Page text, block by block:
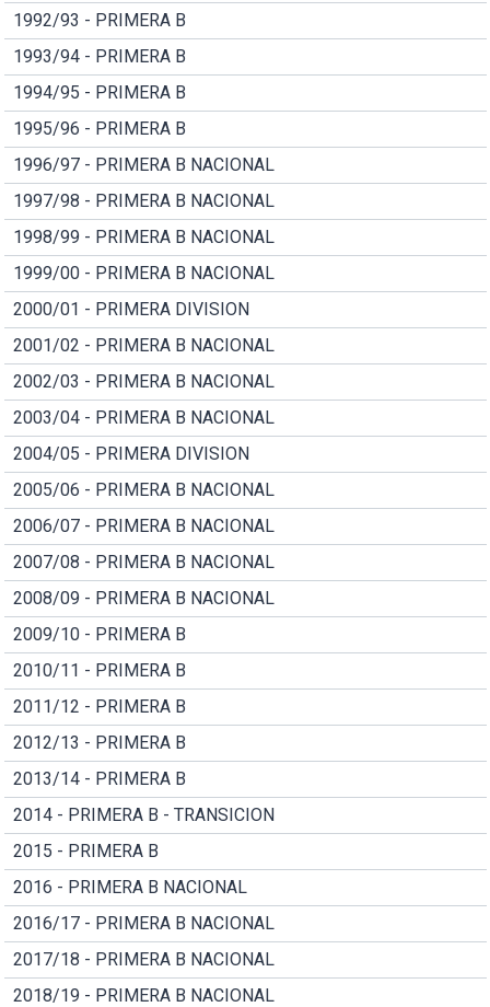
1992/93 - PRIMERA B
1993/94 - PRIMERA B
1994/95 - PRIMERA B
1995/96 - PRIMERA B
1996/97 - PRIMERA B NACIONAL
1997/98 - PRIMERA B NACIONAL
1998/99 - PRIMERA B NACIONAL
1999/00 - PRIMERA B NACIONAL
2000/01 - PRIMERA DIVISION
2001/02 - PRIMERA B NACIONAL
2002/03 - PRIMERA B NACIONAL
2003/04 - PRIMERA B NACIONAL
2004/05 - PRIMERA DIVISION
2005/06 - PRIMERA B NACIONAL
2006/07 - PRIMERA B NACIONAL
2007/08 - PRIMERA B NACIONAL
2008/09 - PRIMERA B NACIONAL
2009/10 - PRIMERA B
2010/11 - PRIMERA B
2011/12 - PRIMERA B
2012/13 - PRIMERA B
2013/14 - PRIMERA B
2014 - PRIMERA B - TRANSICION
2015 - PRIMERA B
2016 - PRIMERA B NACIONAL
2016/17 - PRIMERA B NACIONAL
2017/18 - PRIMERA B NACIONAL
2018/19 - PRIMERA B NACIONAL